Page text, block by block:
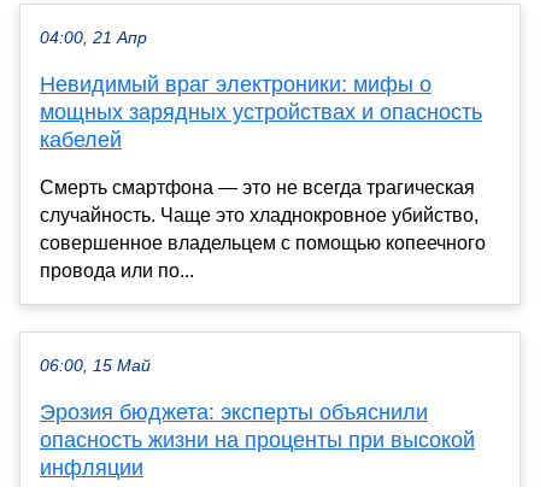
04:00, 21 Апр
Невидимый враг электроники: мифы о
мощных зарядных устройствах и опасность
кабелей
Смерть смартфона — это не всегда трагическая
случайность. Чаще это хладнокровное убийство,
совершенное владельцем с помощью копеечного
провода или по...
06:00, 15 Май
Эрозия бюджета: эксперты объяснили
опасность жизни на проценты при высокой
инфляции